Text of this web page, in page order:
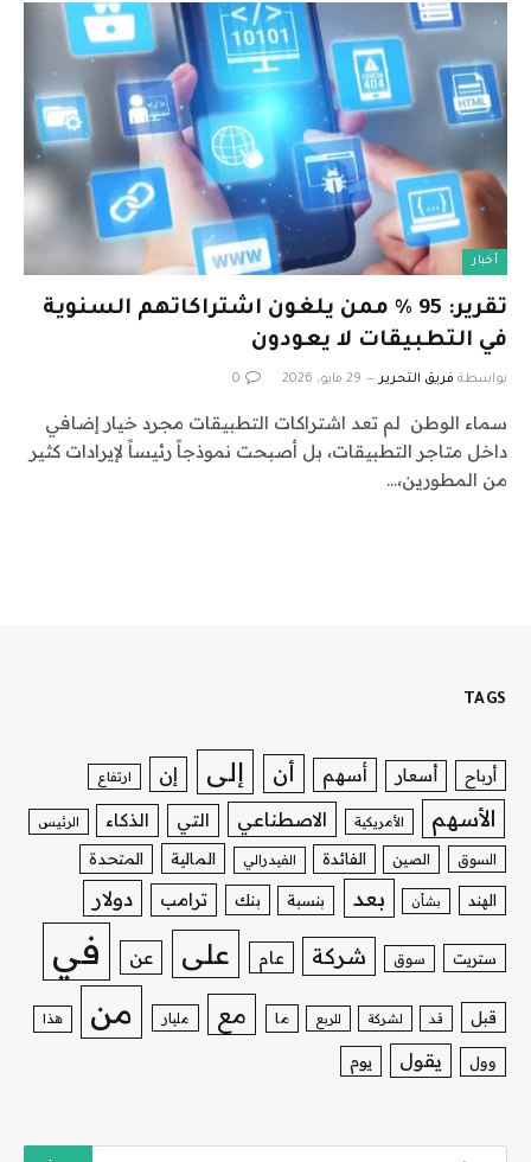
أخبار
تقرير: 95 % ممن يلغون اشتراكاتهم السنوية
في التطبيقات لا يعودون
بواسطة فريق التحرير 29 مايو، 2026 0
سماء الوطن لم تعد اشتراكات التطبيقات مجرد خيار إضافي
داخل متاجر التطبيقات، بل أصبحت نموذجاً رئيساً لإيرادات كثير
من المطورين،…
TAGS
أرباح أسعار أسهم أن إلى إن ارتفاع
الأسهم الأمريكية الاصطناعي التي الذكاء الرئيس
السوق الصين الفائدة الفيدرالي المالية المتحدة
الهند بشأن بعد بنسبة بنك ترامب دولار
ستريت سوق شركة عام على عن في
قبل قد لشركة للربع ما مع مليار من هذا
وول يقول يوم